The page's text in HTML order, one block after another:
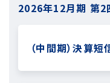
2026年12月期 第2
（中間期）決算短